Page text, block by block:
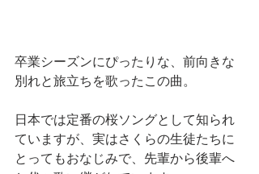
卒業シーズンにぴったりな、前向きな
別れと旅立ちを歌ったこの曲。
日本では定番の桜ソングとして知られ
ていますが、実はさくらの生徒たちに
とってもおなじみで、先輩から後輩へ